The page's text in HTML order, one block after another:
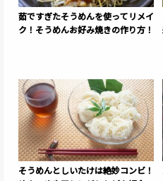
茹ですぎたそうめんを使ってリメイ
ク！そうめんお好み焼きの作り方！
そうめんとしいたけは絶妙コンビ！